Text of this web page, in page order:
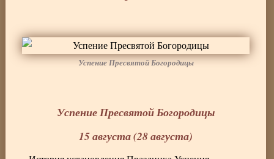
Успение Пресвятой Богородицы
Успение Пресвятой Богородицы
15 августа (28 августа)